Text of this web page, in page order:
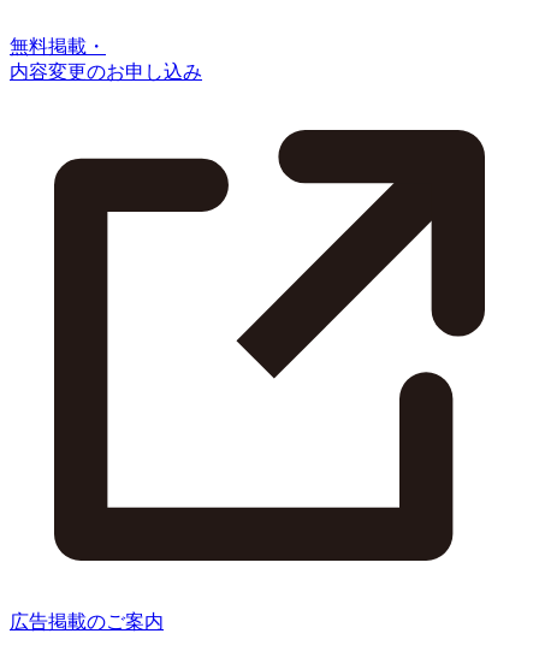
無料掲載・
内容変更のお申し込み
広告掲載のご案内